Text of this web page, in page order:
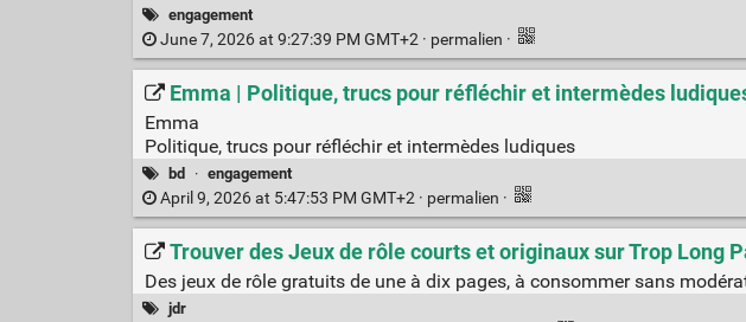
engagement
June 7, 2026 at 9:27:39 PM GMT+2 · permalien ·
Emma | Politique, trucs pour réfléchir et intermèdes
Emma
Politique, trucs pour réfléchir et intermèdes ludiques
bd · engagement
April 9, 2026 at 5:47:53 PM GMT+2 · permalien ·
Trouver des Jeux de rôle courts et originaux sur Trop Long
Des jeux de rôle gratuits de une à dix pages, à consommer sans
jdr